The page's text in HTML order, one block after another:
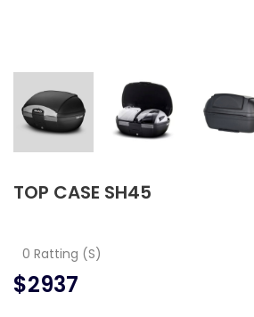
TOP CASE SH45
0 Ratting (S)
$2937